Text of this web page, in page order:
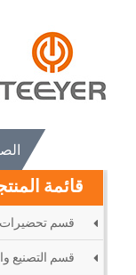
الصفحة الرئيسية
قائمة
قسم تحضيرات
قسم التصنيع